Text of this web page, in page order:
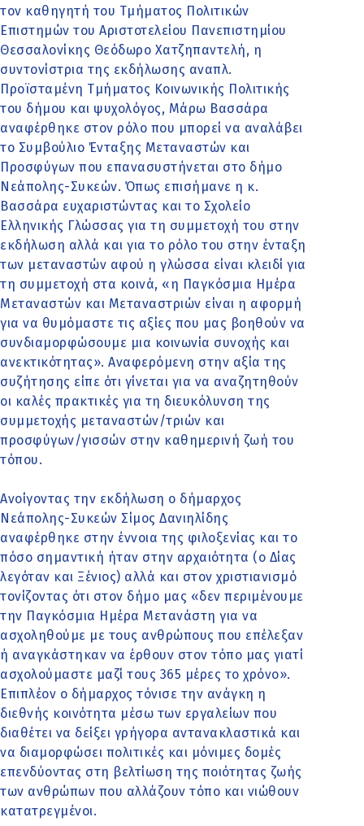
τον καθηγητή του Τμήματος Πολιτικών
Επιστημών του Αριστοτελείου Πανεπιστημίου
Θεσσαλονίκης Θεόδωρο Χατζηπαντελή, η
συντονίστρια της εκδήλωσης αναπλ.
Προϊσταμένη Τμήματος Κοινωνικής Πολιτικής
του δήμου και ψυχολόγος, Μάρω Βασσάρα
αναφέρθηκε στον ρόλο που μπορεί να αναλάβει
το Συμβούλιο Ένταξης Μεταναστών και
Προσφύγων που επανασυστήνεται στο δήμο
Νεάπολης-Συκεών. Όπως επισήμανε η κ.
Βασσάρα ευχαριστώντας και το Σχολείο
Ελληνικής Γλώσσας για τη συμμετοχή του στην
εκδήλωση αλλά και για το ρόλο του στην ένταξη
των μεταναστών αφού η γλώσσα είναι κλειδί για
τη συμμετοχή στα κοινά, «η Παγκόσμια Ημέρα
Μεταναστών και Μεταναστριών είναι η αφορμή
για να θυμόμαστε τις αξίες που μας βοηθούν να
συνδιαμορφώσουμε μια κοινωνία συνοχής και
ανεκτικότητας». Αναφερόμενη στην αξία της
συζήτησης είπε ότι γίνεται για να αναζητηθούν
οι καλές πρακτικές για τη διευκόλυνση της
συμμετοχής μεταναστών/τριών και
προσφύγων/γισσών στην καθημερινή ζωή του
τόπου.
Ανοίγοντας την εκδήλωση ο δήμαρχος
Νεάπολης-Συκεών Σίμος Δανιηλίδης
αναφέρθηκε στην έννοια της φιλοξενίας και το
πόσο σημαντική ήταν στην αρχαιότητα (o Δίας
λεγόταν και Ξένιος) αλλά και στον χριστιανισμό
τονίζοντας ότι στον δήμο μας «δεν περιμένουμε
την Παγκόσμια Ημέρα Μετανάστη για να
ασχοληθούμε με τους ανθρώπους που επέλεξαν
ή αναγκάστηκαν να έρθουν στον τόπο μας γιατί
ασχολούμαστε μαζί τους 365 μέρες το χρόνο».
Επιπλέον ο δήμαρχος τόνισε την ανάγκη η
διεθνής κοινότητα μέσω των εργαλείων που
διαθέτει να δείξει γρήγορα αντανακλαστικά και
να διαμορφώσει πολιτικές και μόνιμες δομές
επενδύοντας στη βελτίωση της ποιότητας ζωής
των ανθρώπων που αλλάζουν τόπο και νιώθουν
κατατρεγμένοι.